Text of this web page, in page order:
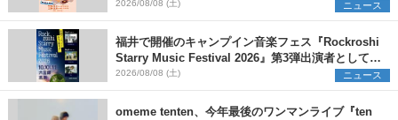
早割チケット発売開始
2026/08/08 (土) ニュース
福井で開催のキャンプイン音楽フェス『Rockroshi
Starry Music Festival 2026』第3弾出演者として
SCOOBIE DO、かりゆし58、Reiを発表
2026/08/08 (土) ニュース
omeme tenten、今年最後のワンマンライブ『ten